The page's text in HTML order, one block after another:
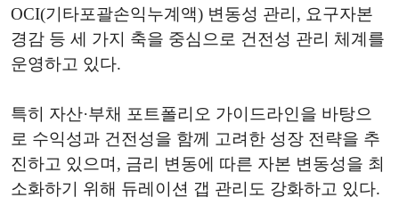
OCI(기타포괄손익누계액) 변동성 관리, 요구자본
경감 등 세 가지 축을 중심으로 건전성 관리 체계를
운영하고 있다.
특히 자산·부채 포트폴리오 가이드라인을 바탕으
로 수익성과 건전성을 함께 고려한 성장 전략을 추
진하고 있으며, 금리 변동에 따른 자본 변동성을 최
소화하기 위해 듀레이션 갭 관리도 강화하고 있다.